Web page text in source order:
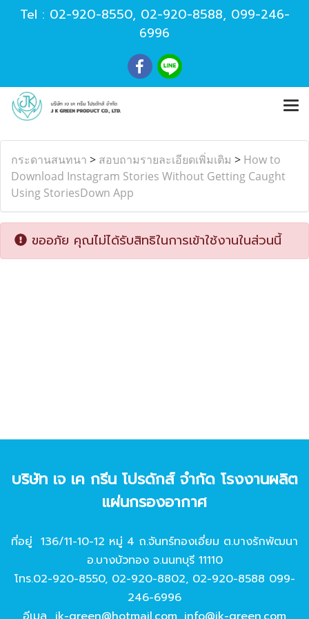
Tel : 02-920-8550, 02-920-8588, 099-246-
6996
กระดานสนทนา > สอบถามรายละเอียดเพิ่มเติม > How to
Download Instagram Stories Without Getting Caught
Using StoriesDown App
ขออภัย คุณไม่ได้รับสิทธิในการเข้าใช้งานในส่วนนี้
บริษัท เจ เค กรีน โปรดักส์ จํากัด โรงงานผลิต
แผ่นกรองอากาศ
ที่อยู่ 136/11-10-12 หมู่ 4 ถ.จันทร์ทองเอี่ยม ต.บางรักพัฒนา
อ.บางบัวทอง จ.นนทบุรี 11110
โทร.02-920-8550, 02-920-8802, 02-920-8588 099-
246-6996